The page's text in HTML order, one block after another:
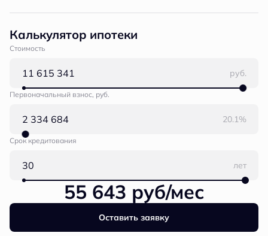
Калькулятор ипотеки
Стоимость
руб.
Первоначальный взнос, руб.
20.1%
Срок кредитования
лет
55 643 руб/мес
Оставить заявку